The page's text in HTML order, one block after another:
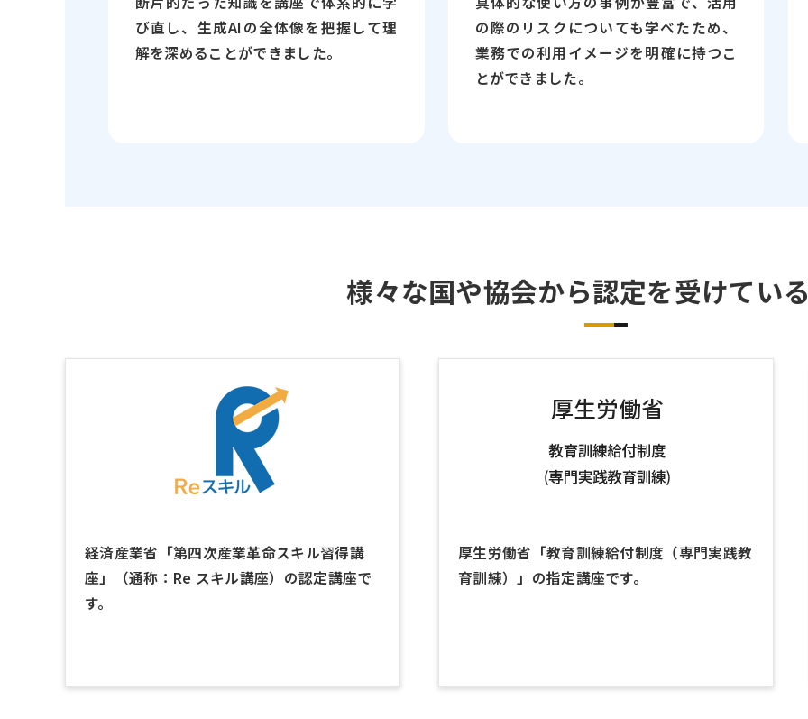
び直し、生成AIの全体像を把握して理
解を深めることができました。
の際のリスクについても学べたため、
業務での利用イメージを明確に持つこ
とができました。
様々な国や協会から認定を受けてい
経済産業省「第四次産業革命スキル習得講
座」（通称：Re スキル講座）の認定講座で
す。
厚生労働省「教育訓練給付制度（専門実践教
育訓練）」の指定講座です。